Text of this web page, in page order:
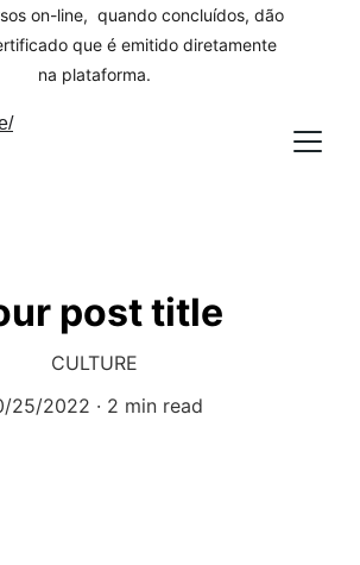
on-line,  quando concluídos, dão
que é emitido diretamente
na plataforma.
post title
CULTURE
25/2022
2 min read